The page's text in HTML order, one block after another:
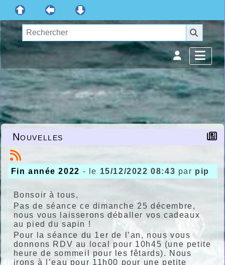
Nouvelles
Fin année 2022 - le 15/12/2022 08:43 par pip
Bonsoir à tous,
Pas de séance ce dimanche 25 décembre,
nous vous laisserons déballer vos cadeaux
au pied du sapin !
Pour la séance du 1er de l’an, nous vous
donnons RDV au local pour 10h45 (une petite
heure de sommeil pour les fêtards). Nous
irons à l’eau pour 11h00 pour une petite